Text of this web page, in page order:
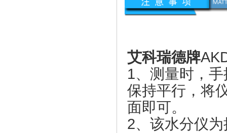
艾科瑞德牌
1、测量时，
保持平行，将
面即可。
2、该水分仪